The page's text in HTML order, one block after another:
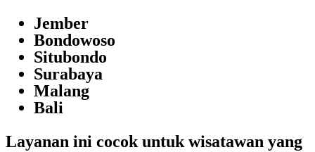
Jember
Bondowoso
Situbondo
Surabaya
Malang
Bali
Layanan ini cocok untuk wisatawan yang